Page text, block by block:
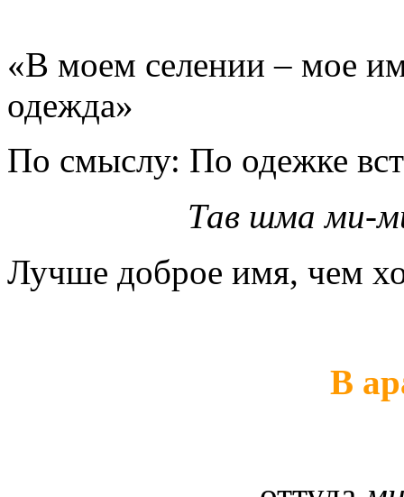
«В моем селении – мое
одежда»
По смыслу: По одежке
Тав шма ми-
Лучше доброе имя, чем
В